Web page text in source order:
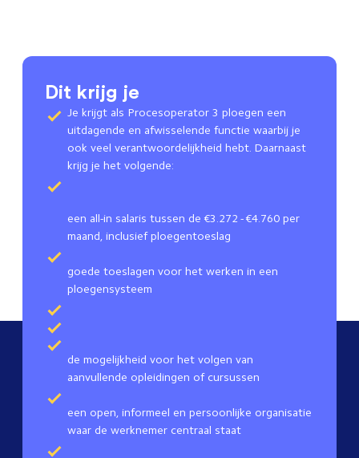
Dit krijg je
Je krijgt als Procesoperator 3 ploegen een
uitdagende en afwisselende functie waarbij je
ook veel verantwoordelijkheid hebt. Daarnaast
krijg je het volgende:
een all-in salaris tussen de €3.272 - €4.760 per
maand, inclusief ploegentoeslag
goede toeslagen voor het werken in een
ploegensysteem
de mogelijkheid voor het volgen van
aanvullende opleidingen of cursussen
een open, informeel en persoonlijke organisatie
waar de werknemer centraal staat